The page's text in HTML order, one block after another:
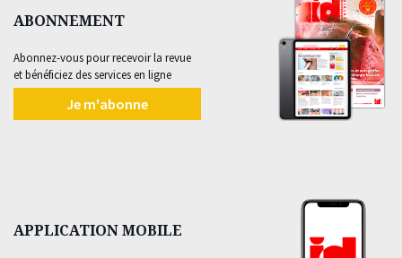
ABONNEMENT
Abonnez-vous pour recevoir la revue
et bénéficiez des services en ligne
Je m'abonne
APPLICATION MOBILE